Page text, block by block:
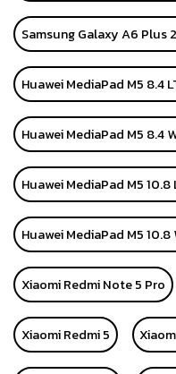
Samsung Galaxy A6 Plus
Huawei MediaPad M5 8.4
Huawei MediaPad M5 8.4
Huawei MediaPad M5 10.8
Huawei MediaPad M5 10.8
Xiaomi Redmi Note 5 Pro
Xiaomi Redmi 5